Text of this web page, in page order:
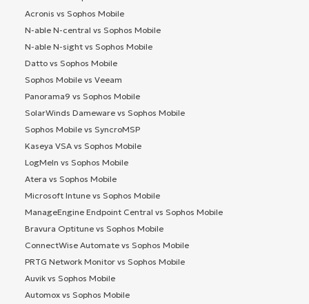
Acronis vs Sophos Mobile
N-able N-central vs Sophos Mobile
N-able N-sight vs Sophos Mobile
Datto vs Sophos Mobile
Sophos Mobile vs Veeam
Panorama9 vs Sophos Mobile
SolarWinds Dameware vs Sophos Mobile
Sophos Mobile vs SyncroMSP
Kaseya VSA vs Sophos Mobile
LogMeIn vs Sophos Mobile
Atera vs Sophos Mobile
Microsoft Intune vs Sophos Mobile
ManageEngine Endpoint Central vs Sophos Mobile
Bravura Optitune vs Sophos Mobile
ConnectWise Automate vs Sophos Mobile
PRTG Network Monitor vs Sophos Mobile
Auvik vs Sophos Mobile
Automox vs Sophos Mobile